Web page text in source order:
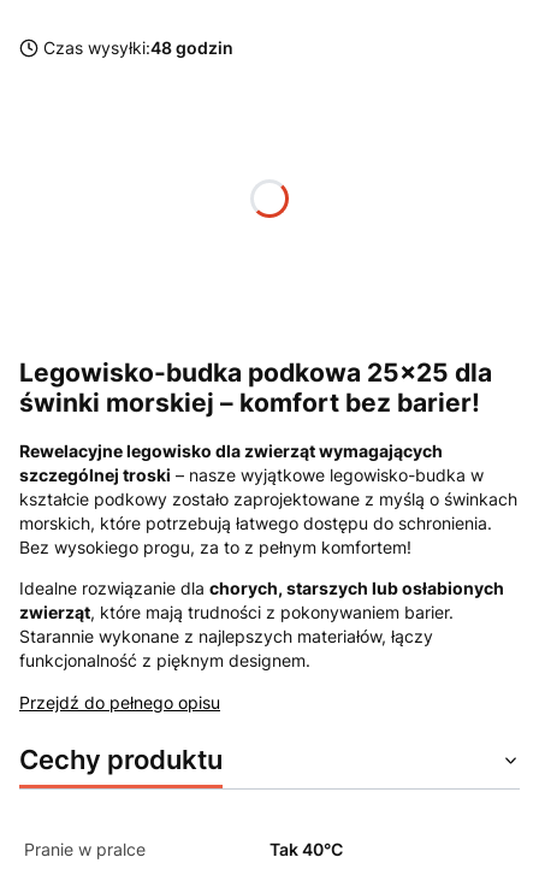
Czas wysyłki:48 godzin
W zestawie mini poduszka (+3,00 zł)
Legowisko-budka podkowa 25x25 dla
świnki morskiej – komfort bez barier!
Rewelacyjne legowisko dla zwierząt wymagających
szczególnej troski – nasze wyjątkowe legowisko-budka w
kształcie podkowy zostało zaprojektowane z myślą o świnkach
morskich, które potrzebują łatwego dostępu do schronienia.
Bez wysokiego progu, za to z pełnym komfortem!
Idealne rozwiązanie dla chorych, starszych lub osłabionych
zwierząt, które mają trudności z pokonywaniem barier.
Starannie wykonane z najlepszych materiałów, łączy
funkcjonalność z pięknym designem.
Przejdź do pełnego opisu
Cechy produktu
Pranie w pralce Tak 40°C